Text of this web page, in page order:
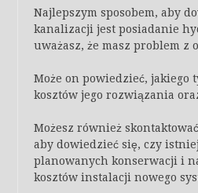
Najlepszym sposobem, aby
kanalizacji jest posiadanie
uważasz, że masz problem
Może on powiedzieć, jakiego
kosztów jego rozwiązania
Możesz również
aby dowiedzieć się, czy
planowanych konserwacji i
kosztów instalacji nowego